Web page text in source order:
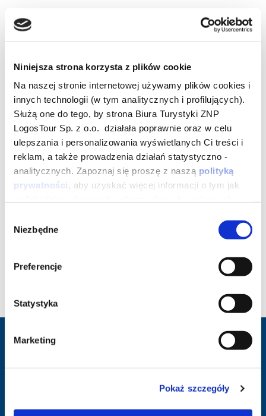
Niniejsza strona korzysta z plików cookie
Na naszej stronie internetowej używamy plików cookies i
innych technologii (w tym analitycznych i profilujących).
Służą one do tego, by strona Biura Turystyki ZNP
LogosTour Sp. z o.o. działała poprawnie oraz w celu
ulepszania i personalizowania wyświetlanych Ci treści i
reklam, a także prowadzenia działań statystyczno -
analitycznych. Zapoznaj się proszę z naszą polityką
prywatności , aby uzyskać więcej informacji o tym jak
dotyczące plików cookies poprzez kliknięcie guzika
„Zezwól na wybór” lub po prostu zaakceptować je od
razu poprzez kliknięcie guzika „Zezwól na wszystkie”.
Mozesz również odrzucić pliki cookies klikając w guzik
zgody
Niezbędne
Preferencje
Statystyka
Marketing
Pokaż szczegóły
Infolinia i rezerwacja:
sob.: NIECZYNNE